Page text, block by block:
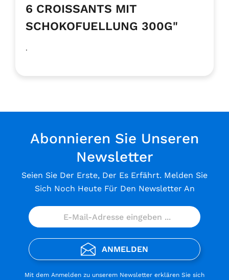
6 CROISSANTS MIT
SCHOKOFUELLUNG 300G"
.
Abonnieren Sie Unseren
Newsletter
Seien Sie Der Erste, Der Es Erfährt. Melden Sie
Sich Noch Heute Für Den Newsletter An
ANMELDEN
Mit dem Anmelden zu unserem Newsletter erklären Sie sich